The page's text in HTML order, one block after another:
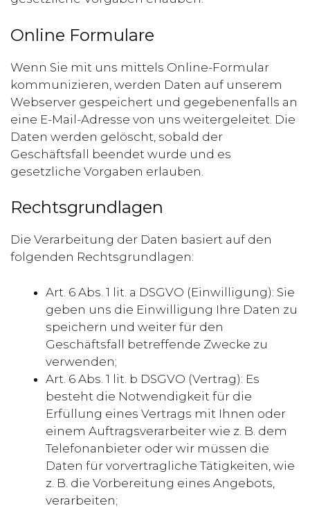
Online Formulare
Wenn Sie mit uns mittels Online-Formular
kommunizieren, werden Daten auf unserem
Webserver gespeichert und gegebenenfalls an
eine E-Mail-Adresse von uns weitergeleitet. Die
Daten werden gelöscht, sobald der
Geschäftsfall beendet wurde und es
gesetzliche Vorgaben erlauben.
Rechtsgrundlagen
Die Verarbeitung der Daten basiert auf den
folgenden Rechtsgrundlagen:
Art. 6 Abs. 1 lit. a DSGVO (Einwilligung): Sie
geben uns die Einwilligung Ihre Daten zu
speichern und weiter für den
Geschäftsfall betreffende Zwecke zu
verwenden;
Art. 6 Abs. 1 lit. b DSGVO (Vertrag): Es
besteht die Notwendigkeit für die
Erfüllung eines Vertrags mit Ihnen oder
einem Auftragsverarbeiter wie z. B. dem
Telefonanbieter oder wir müssen die
Daten für vorvertragliche Tätigkeiten, wie
z. B. die Vorbereitung eines Angebots,
verarbeiten;